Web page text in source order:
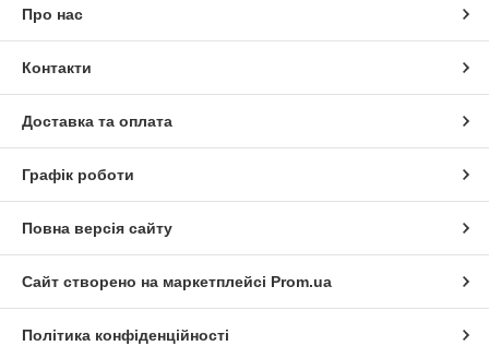
Про нас
Контакти
Доставка та оплата
Графік роботи
Повна версія сайту
Сайт створено на маркетплейсі Prom.ua
Політика конфіденційності